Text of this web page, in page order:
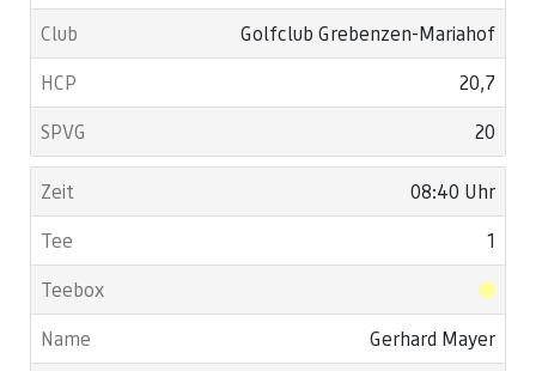
Golfclub Grebenzen-Mariahof
20,7
20
08:40 Uhr
1
Gerhard Mayer